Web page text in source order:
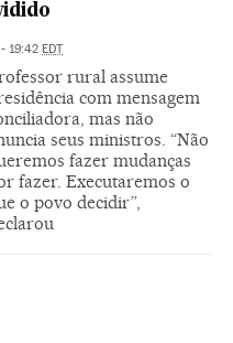
19:42 EDT
rural assume
com mensagem
mas não
seus ministros. “Não
fazer mudanças
fazer. Executaremos o
o povo decidir”,